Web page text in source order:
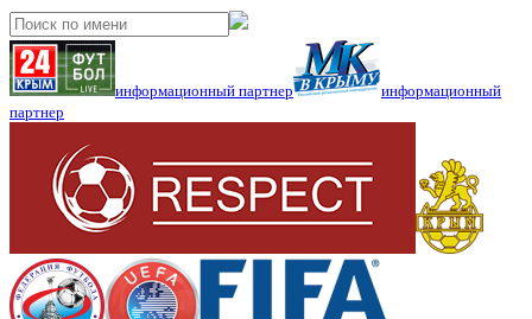
информационный партнер
информационный
партнер